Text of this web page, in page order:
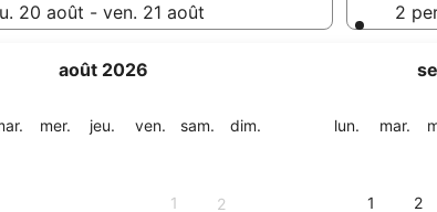
20 août - ven. 21 août
août 2026
mardi
mer. mercredi
jeu. jeudiven. vendredi
sam. samedi
dim.
1 2
lun. lundimar.
1 2
2